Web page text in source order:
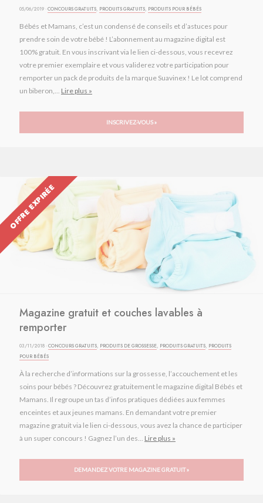
05/06/2019 ·CONCOURS GRATUITS, PRODUITS GRATUITS, PRODUITS POUR BÉBÉS
Bébés et Mamans, c’est un condensé de conseils et d’astuces pour
prendre soin de votre bébé ! L’abonnement au magazine digital est
100% gratuit. En vous inscrivant via le lien ci-dessous, vous recevrez
votre premier exemplaire et vous validerez votre participation pour
remporter un pack de produits de la marque Suavinex ! Le lot comprend
un biberon,... Lire plus »
INSCRIVEZ-VOUS »
OFFRE EXPIRÉE
Magazine gratuit et couches lavables à
remporter
03/11/2018 ·CONCOURS GRATUITS, PRODUITS DE GROSSESSE, PRODUITS GRATUITS, PRODUITS
POUR BÉBÉS
À la recherche d’informations sur la grossesse, l’accouchement et les
soins pour bébés ? Découvrez gratuitement le magazine digital Bébés et
Mamans. Il regroupe un tas d’infos pratiques dédiées aux femmes
enceintes et aux jeunes mamans. En demandant votre premier
magazine gratuit via le lien ci-dessous, vous avez la chance de participer
à un super concours ! Gagnez l’un des... Lire plus »
DEMANDEZ VOTRE MAGAZINE GRATUIT »